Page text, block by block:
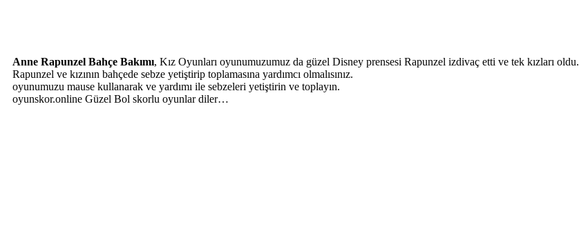
Anne Rapunzel Bahçe Bakımı, Kız Oyunları oyunumuzumuz da güzel Disney prensesi Rapunzel izdivaç etti ve tek kızları oldu.
Rapunzel ve kızının bahçede sebze yetiştirip toplamasına yardımcı olmalısınız.
oyunumuzu mause kullanarak ve yardımı ile sebzeleri yetiştirin ve toplayın.
oyunskor.online Güzel Bol skorlu oyunlar diler…